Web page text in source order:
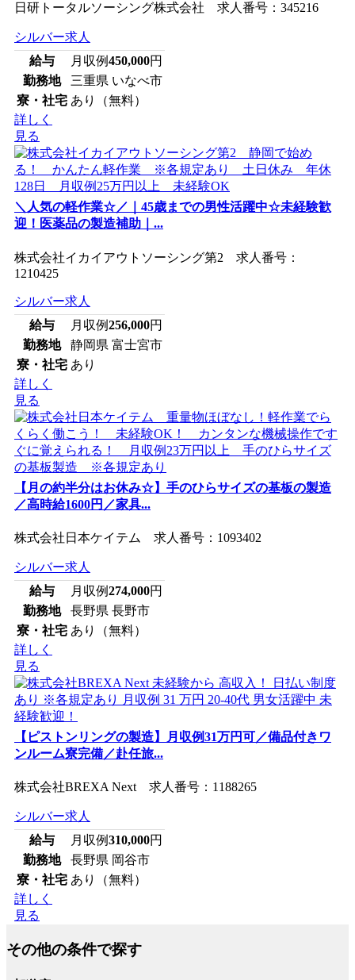
日研トータルソーシング株式会社 求人番号：345216
シルバー求人
給与
月収例450,000円
勤務地
三重県 いなべ市
寮・社宅 あり（無料）
詳しく
見る
＼人気の軽作業☆／｜45歳までの男性活躍中☆未経験歓
迎！医薬品の製造補助｜...
株式会社イカイアウトソーシング第2 求人番号：
1210425
シルバー求人
給与
月収例256,000円
勤務地
静岡県 富士宮市
寮・社宅 あり
詳しく
見る
【月の約半分はお休み☆】手のひらサイズの基板の製造
／高時給1600円／家具...
株式会社日本ケイテム 求人番号：1093402
シルバー求人
給与
月収例274,000円
勤務地
長野県 長野市
寮・社宅 あり（無料）
詳しく
見る
【ピストンリングの製造】月収例31万円可／備品付きワ
ンルーム寮完備／赴任旅...
株式会社BREXA Next 求人番号：1188265
シルバー求人
給与
月収例310,000円
勤務地
長野県 岡谷市
寮・社宅 あり（無料）
詳しく
見る
その他の条件で探す